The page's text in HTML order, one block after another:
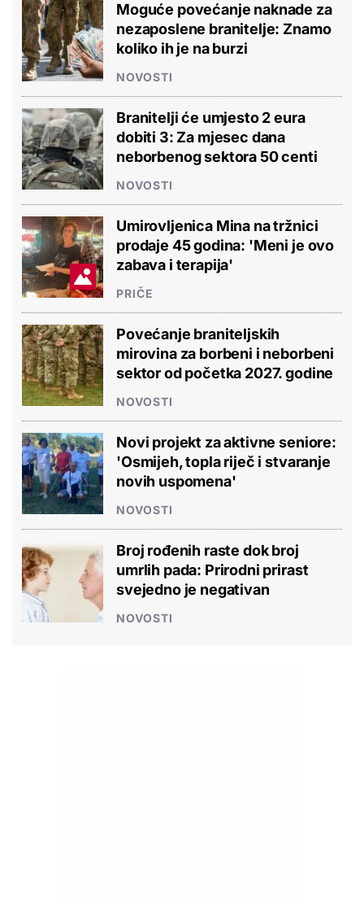
Moguće povećanje naknade za
nezaposlene branitelje: Znamo
koliko ih je na burzi
NOVOSTI
Branitelji će umjesto 2 eura
dobiti 3: Za mjesec dana
neborbenog sektora 50 centi
NOVOSTI
Umirovljenica Mina na tržnici
prodaje 45 godina: 'Meni je ovo
zabava i terapija'
PRIČE
Povećanje braniteljskih
mirovina za borbeni i neborbeni
sektor od početka 2027. godine
NOVOSTI
Novi projekt za aktivne seniore:
'Osmijeh, topla riječ i stvaranje
novih uspomena'
NOVOSTI
Broj rođenih raste dok broj
umrlih pada: Prirodni prirast
svejedno je negativan
NOVOSTI